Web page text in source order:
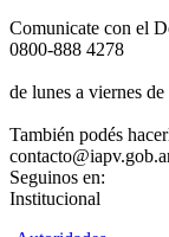
Comunicate con el
0800-888 4278
de lunes a viernes
También podés
Seguinos en:
Institucional